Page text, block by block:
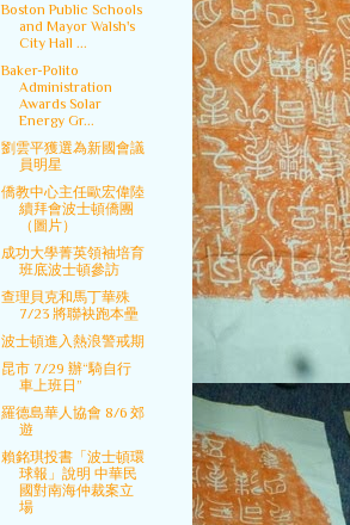
Boston Public Schools
and Mayor Walsh's
City Hall ...
Baker-Polito
Administration
Awards Solar
Energy Gr...
劉雲平獲選為新國會議
員明星
僑教中心主任歐宏偉陸
續拜會波士頓僑團
（圖片）
成功大學菁英領袖培育
班底波士頓參訪
查理貝克和馬丁華殊
7/23 將聯袂跑本壘
波士頓進入熱浪警戒期
昆市 7/29 辦“騎自行
車上班日”
羅德島華人協會 8/6 郊
遊
賴銘琪投書「波士頓環
球報」說明 中華民
國對南海仲裁案立
場